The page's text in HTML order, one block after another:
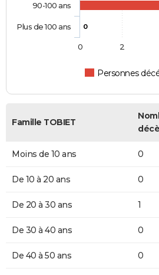
0
Personnes
90-100 ans
Plus de 100 ans
0 2
Famille TOBIET
Moins de 10 ans 0
De 10 à 20 ans 0
De 20 à 30 ans 1
De 30 à 40 ans 0
De 40 à 50 ans 0